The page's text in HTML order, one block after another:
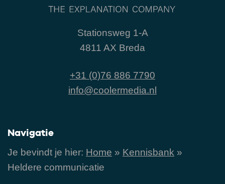
Stationsweg 1-A
4811 AX Breda
+31 (0)76 886 7790
info@coolermedia.nl
Navigatie
Je bevindt je hier: Home » Kennisbank »
Heldere communicatie